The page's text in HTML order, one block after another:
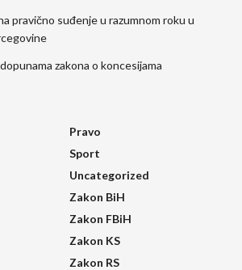
pravično suđenje u razumnom roku u
zakona o koncesijama
Pravo
Sport
Uncategorized
Zakon BiH
Zakon FBiH
Zakon KS
Zakon RS